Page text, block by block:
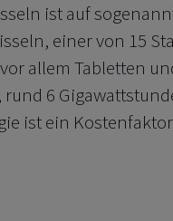
ist auf
einer von 15
allem Tabletten
6
ist ein